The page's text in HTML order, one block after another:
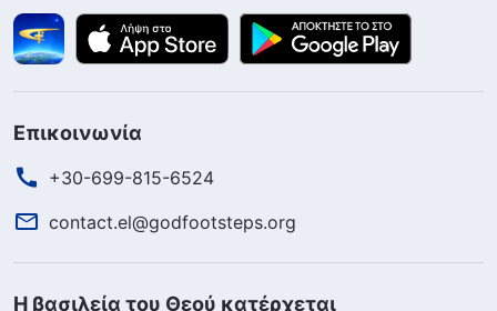
Επικοινωνία
+30-699-815-6524
contact.el@godfootsteps.org
Η βασιλεία του Θεού κατέρχεται